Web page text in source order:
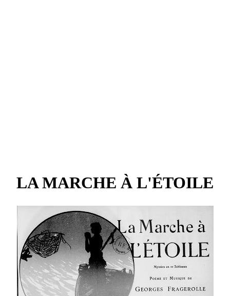
LA MARCHE À L'ÉTOILE